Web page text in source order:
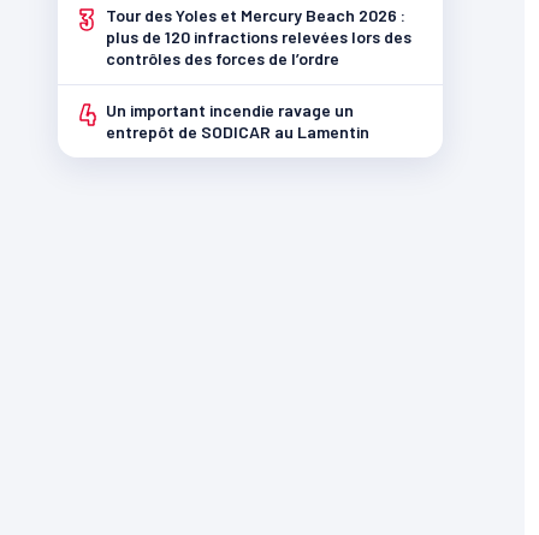
3
Tour des Yoles et Mercury Beach 2026 :
plus de 120 infractions relevées lors des
contrôles des forces de l’ordre
4 Un important incendie ravage un
entrepôt de SODICAR au Lamentin